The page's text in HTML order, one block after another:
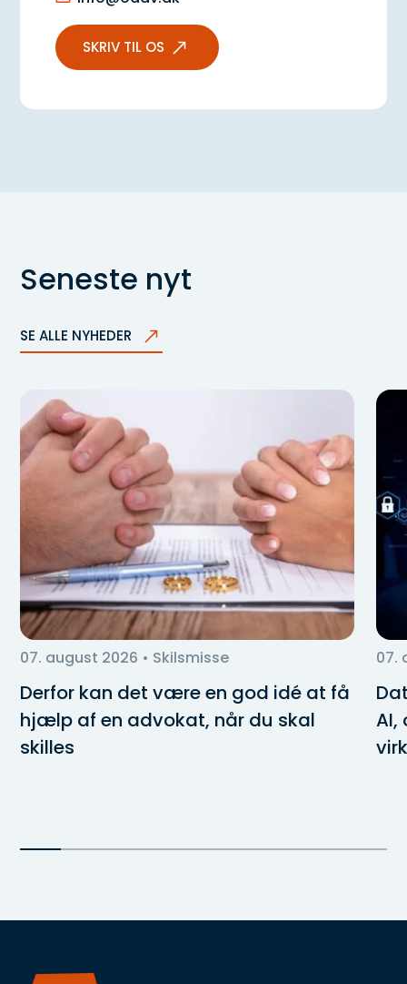
El-ladestandere
Solceller
SKRIV TIL OS
Seneste nyt
SE ALLE NYHEDER
07. august 2026 • Skilsmisse
Derfor kan det være en god idé at få
hjælp af en advokat, når du skal
skilles
07.
AI,